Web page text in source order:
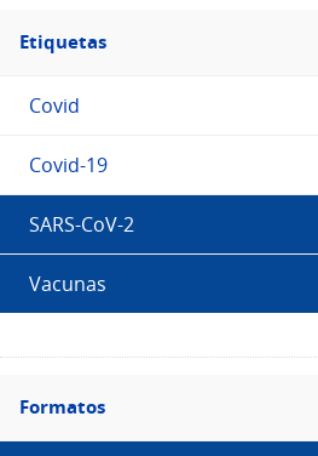
Filtro
Etiquetas
Etiquetas
Covid
Covid-19
SARS-CoV-2
Vacunas
Filtro
Formatos
Formatos